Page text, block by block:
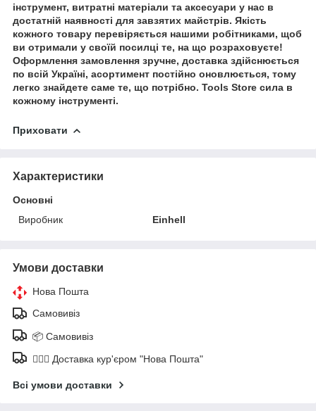
інструмент, витратні матеріали та аксесуари у нас в
достатній наявності для завзятих майстрів. Якість
кожного товару перевіряється нашими робітниками, щоб
ви отримали у своїй посилці те, на що розраховуєте!
Оформлення замовлення зручне, доставка здійснюється
по всій Україні, асортимент постійно оновлюється, тому
легко знайдете саме те, що потрібно. Tools Store сила в
кожному інструменті.
Приховати
Характеристики
Основні
Виробник
Einhell
Умови доставки
Нова Пошта
Самовивіз
📦 Самовивіз
🚶🏼‍♂️ Доставка кур'єром "Нова Пошта"
Всі умови доставки